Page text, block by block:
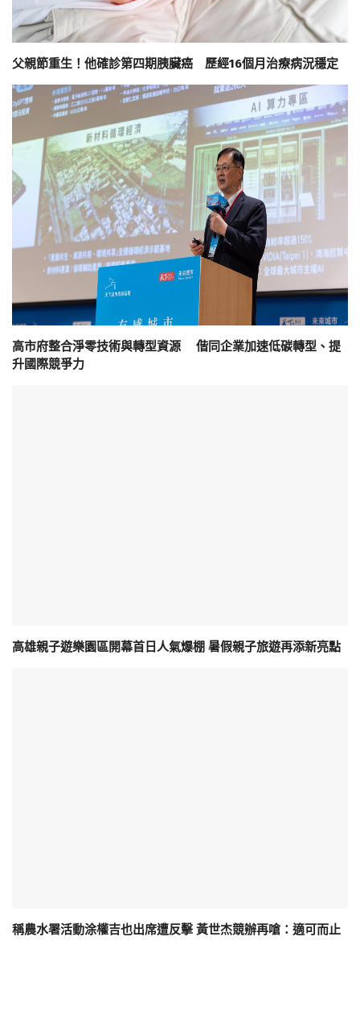
父親節重生！他確診第四期胰臟癌 歷經16個月治療病況穩定
高市府整合淨零技術與轉型資源 偕同企業加速低碳轉型、提
升國際競爭力
高雄親子遊樂園區開幕首日人氣爆棚 暑假親子旅遊再添新亮點
稱農水署活動涂權吉也出席遭反擊 黃世杰競辦再嗆：適可而止